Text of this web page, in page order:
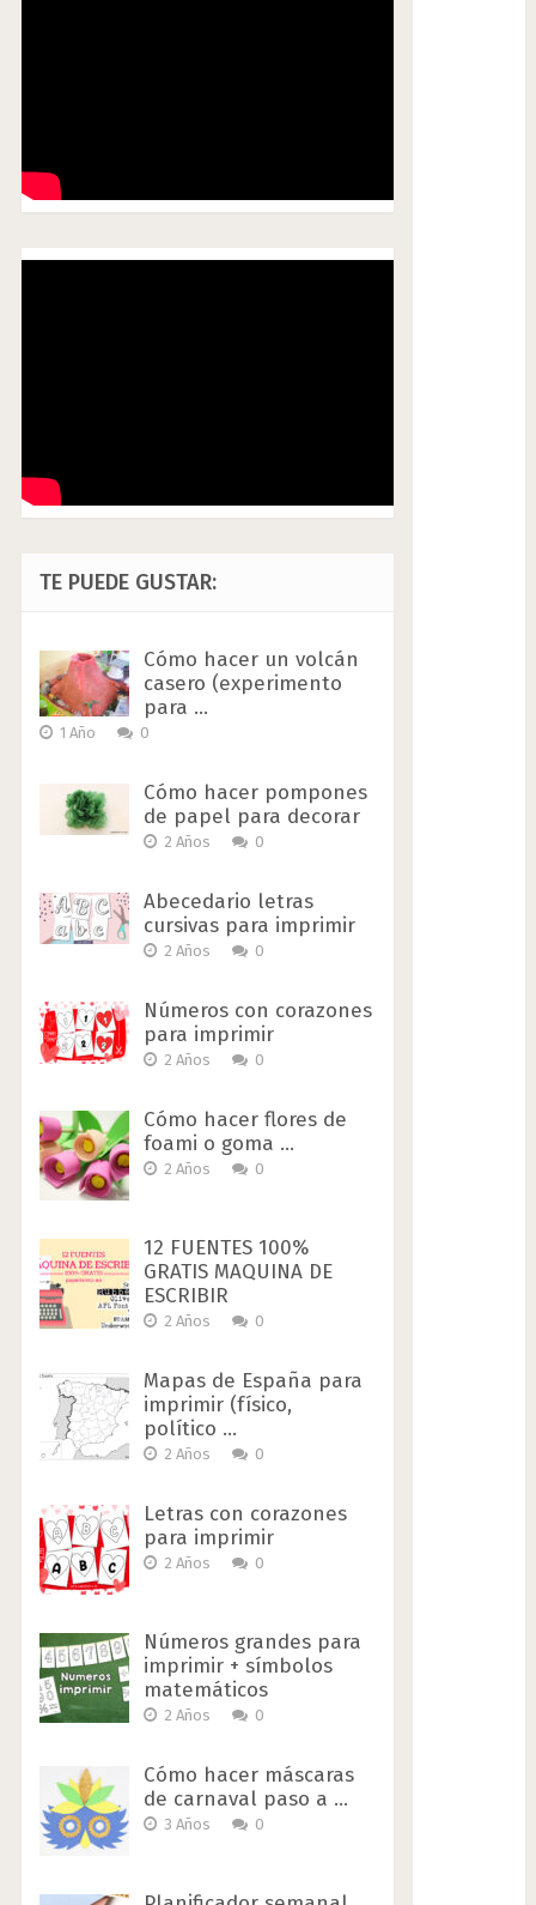
TE PUEDE GUSTAR:
Cómo hacer un volcán
casero (experimento
para …
1 Año 0
Cómo hacer pompones
de papel para decorar
2 Años 0
Abecedario letras
cursivas para imprimir
2 Años 0
Números con corazones
para imprimir
2 Años 0
Cómo hacer flores de
foami o goma …
2 Años 0
12 FUENTES 100%
GRATIS MAQUINA DE
ESCRIBIR
2 Años 0
Mapas de España para
imprimir (físico,
político …
2 Años 0
Letras con corazones
para imprimir
2 Años 0
Números grandes para
imprimir + símbolos
matemáticos
2 Años 0
Cómo hacer máscaras
de carnaval paso a …
3 Años 0